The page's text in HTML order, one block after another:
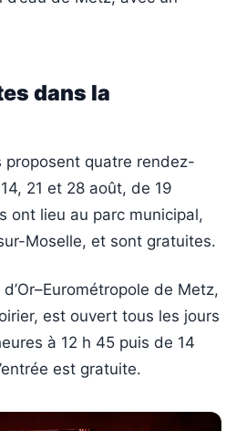
dans la
proposent quatre rendez-
21 et 28 août, de 19
ont lieu au parc municipal,
Moselle, et sont gratuites.
de Metz,
est ouvert tous les jours
à 12 h 45 puis de 14
est gratuite.